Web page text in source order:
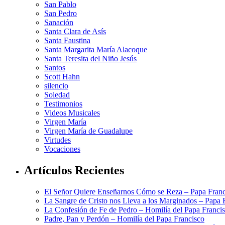
San Pablo
San Pedro
Sanación
Santa Clara de Asís
Santa Faustina
Santa Margarita María Alacoque
Santa Teresita del Niño Jesús
Santos
Scott Hahn
silencio
Soledad
Testimonios
Videos Musicales
Virgen María
Virgen María de Guadalupe
Virtudes
Vocaciones
Artículos Recientes
El Señor Quiere Enseñarnos Cómo se Reza – Papa
La Sangre de Cristo nos Lleva a los Marginados – Papa
La Confesión de Fe de Pedro – Homilía del Papa
Padre, Pan y Perdón – Homilía del Papa Francisco